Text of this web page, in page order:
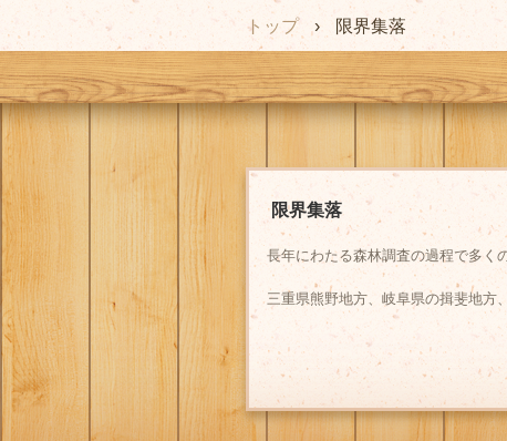
トップ › 限界集落
限界集落
長年にわたる森林調査の過程で多く
三重県熊野地方、岐阜県の揖斐地方